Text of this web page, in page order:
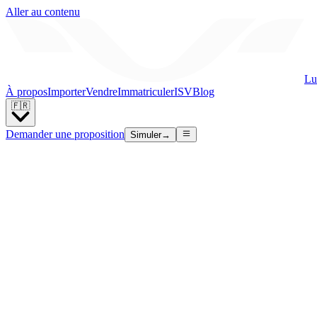
Aller au contenu
À proposImporterVendreImmatriculerISVBlog
🇫🇷
Demander une proposition Simuler→